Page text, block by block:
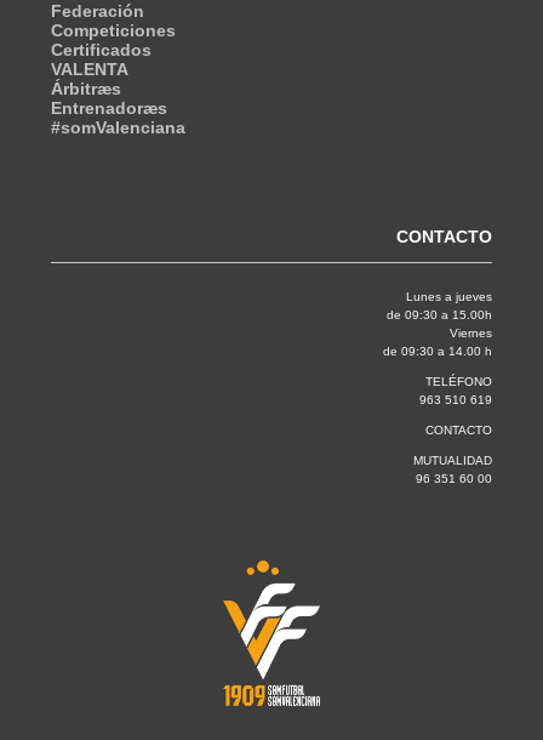
Federación
Competiciones
Certificados
VALENTA
Árbitræs
Entrenadoræs
#somValenciana
CONTACTO
Lunes a jueves
de 09:30 a 15.00h
Viernes
de 09:30 a 14.00 h
TELÉFONO
963 510 619
CONTACTO
MUTUALIDAD
96 351 60 00